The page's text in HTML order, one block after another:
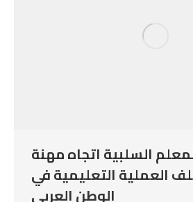
السلبية اتجاه مهنة
العملية التعليمية في
الوطن العربي